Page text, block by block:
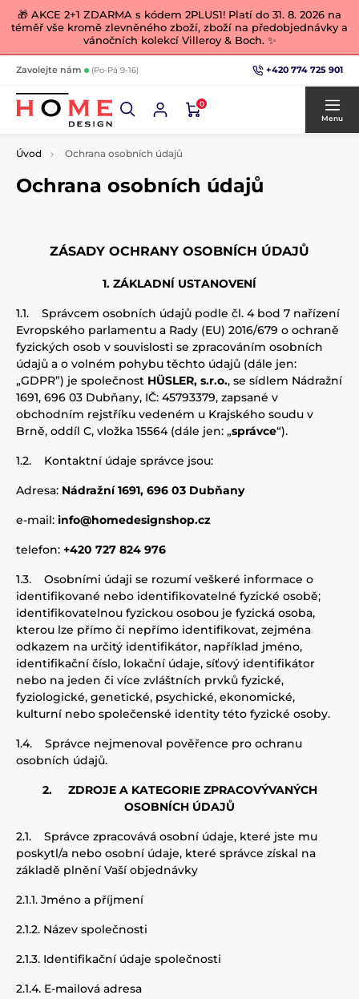
🎁 AKCE 2+1 ZDARMA s kódem 2PLUS1! Platí do 31. 8. 2026 na
téměř vše kromě zlevněného zboží, zboží na předobjednávky a
vánočních kolekcí Villeroy & Boch. ✨
Zavolejte nám (Po-Pá 9-16) +420 774 725 901
0
Menu
Úvod Ochrana osobních údajů
Ochrana osobních údajů
ZÁSADY OCHRANY OSOBNÍCH ÚDAJŮ
1. ZÁKLADNÍ USTANOVENÍ
1.1. Správcem osobních údajů podle čl. 4 bod 7 nařízení
Evropského parlamentu a Rady (EU) 2016/679 o ochraně
fyzických osob v souvislosti se zpracováním osobních
údajů a o volném pohybu těchto údajů (dále jen:
„GDPR”) je společnost HÜSLER, s.r.o., se sídlem Nádražní
1691, 696 03 Dubňany, IČ: 45793379, zapsané v
obchodním rejstříku vedeném u Krajského soudu v
Brně, oddíl C, vložka 15564 (dále jen: „správce“).
1.2. Kontaktní údaje správce jsou:
Adresa: Nádražní 1691, 696 03 Dubňany
e-mail: info@homedesignshop.cz
telefon: +420 727 824 976
1.3. Osobními údaji se rozumí veškeré informace o
identifikované nebo identifikovatelné fyzické osobě;
identifikovatelnou fyzickou osobou je fyzická osoba,
kterou lze přímo či nepřímo identifikovat, zejména
odkazem na určitý identifikátor, například jméno,
identifikační číslo, lokační údaje, síťový identifikátor
nebo na jeden či více zvláštních prvků fyzické,
fyziologické, genetické, psychické, ekonomické,
kulturní nebo společenské identity této fyzické osoby.
1.4. Správce nejmenoval pověřence pro ochranu
osobních údajů.
2.
ZDROJE A KATEGORIE ZPRACOVÝVANÝCH
OSOBNÍCH ÚDAJŮ
2.1. Správce zpracovává osobní údaje, které jste mu
poskytl/a nebo osobní údaje, které správce získal na
základě plnění Vaší objednávky
2.1.1. Jméno a příjmení
2.1.2. Název společnosti
2.1.3. Identifikační údaje společnosti
2.1.4. E-mailová adresa